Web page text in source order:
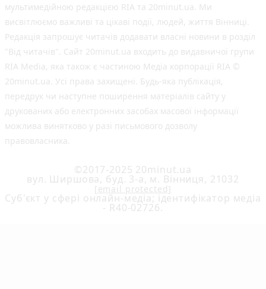
мультимедійною редакцією RIA та 20minut.ua. Ми
висвітлюємо важливі та цікаві події, людей, життя Вінниці.
Редакція запрошує читачів додавати власні новини в розділ
"Від читачів". Сайт 20minut.ua входить до видавничої групи
RIA Media, яка також є частиною Медіа корпорації RIA ©
20minut.ua. Усі права захищені. Будь-яка публiкацiя,
передрук чи наступне поширення матеріалів сайту у
друкованих або електронних засобах масової інформації
можлива винятково у разі письмового дозволу
правовласника.
©2017-2025 20minut.ua
вул. Ширшова, буд. 3-а, м. Вінниця, 21032
[email protected]
Cуб'єкт у сфері онлайн-медіа; ідентифікатор медіа
- R40-02726.